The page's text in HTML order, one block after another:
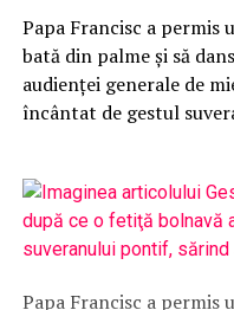
Papa Francisc a permis
bată din palme şi să
audienţei generale de
încântat de gestul
Papa Francisc a permis